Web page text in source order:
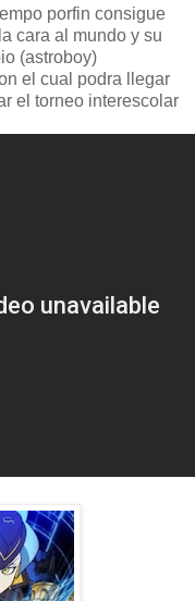
porfin consigue
cara al mundo y su
(astroboy)
el cual podra llegar
el torneo interescolar